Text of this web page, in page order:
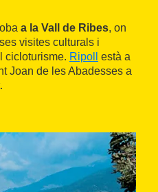
a la Vall de Ribes, on
visites culturals i
cicloturisme. Ripoll
està a
Joan de les Abadesses a